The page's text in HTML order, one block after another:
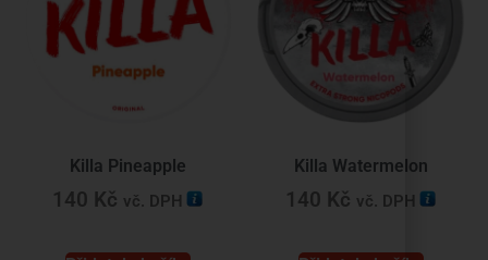
Killa Pineapple
140 Kč vč. DPH
Killa Watermelon
140 Kč vč. DPH